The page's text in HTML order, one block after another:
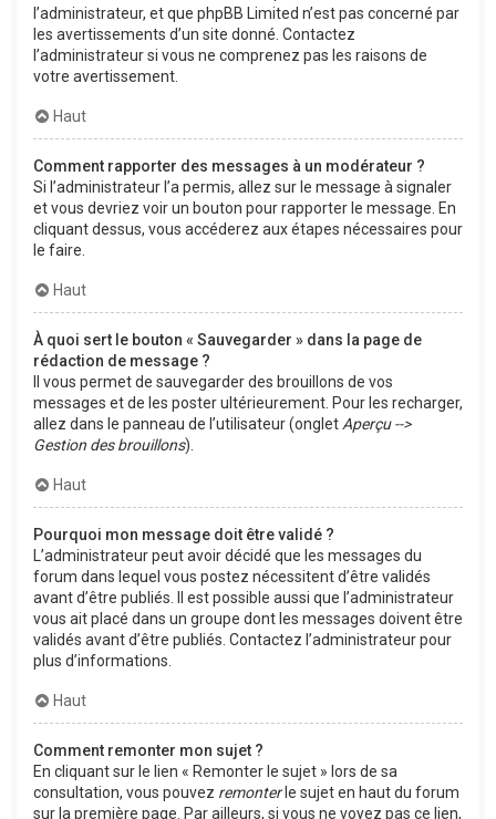
l’administrateur, et que phpBB Limited n’est pas concerné par
les avertissements d’un site donné. Contactez
l’administrateur si vous ne comprenez pas les raisons de
votre avertissement.
Haut
Comment rapporter des messages à un modérateur ?
Si l’administrateur l’a permis, allez sur le message à signaler
et vous devriez voir un bouton pour rapporter le message. En
cliquant dessus, vous accéderez aux étapes nécessaires pour
le faire.
Haut
À quoi sert le bouton « Sauvegarder » dans la page de
rédaction de message ?
Il vous permet de sauvegarder des brouillons de vos
messages et de les poster ultérieurement. Pour les recharger,
allez dans le panneau de l’utilisateur (onglet Aperçu -->
Gestion des brouillons).
Haut
Pourquoi mon message doit être validé ?
L’administrateur peut avoir décidé que les messages du
forum dans lequel vous postez nécessitent d’être validés
avant d’être publiés. Il est possible aussi que l’administrateur
vous ait placé dans un groupe dont les messages doivent être
validés avant d’être publiés. Contactez l’administrateur pour
plus d’informations.
Haut
Comment remonter mon sujet ?
En cliquant sur le lien « Remonter le sujet » lors de sa
consultation, vous pouvez remonterle sujet en haut du forum
sur la première page. Par ailleurs, si vous ne voyez pas ce lien,